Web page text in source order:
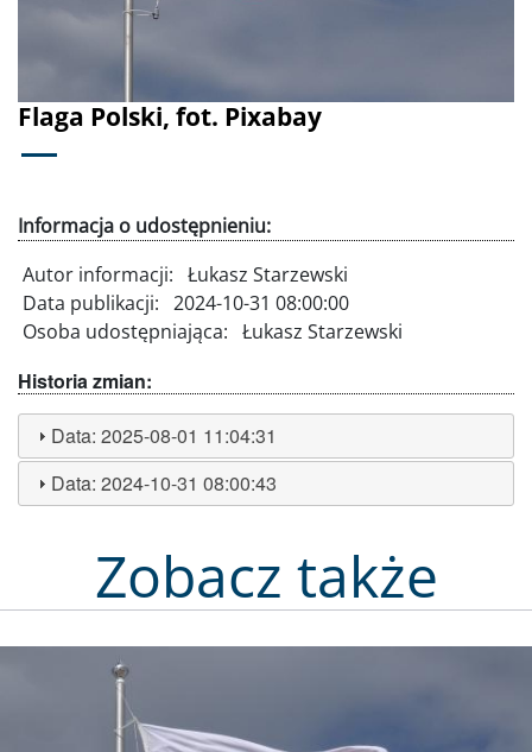
Flaga Polski, fot. Pixabay
Informacja o udostępnieniu:
Autor informacji: Łukasz Starzewski
Data publikacji: 2024-10-31 08:00:00
Osoba udostępniająca: Łukasz Starzewski
Historia zmian:
Data:2025-08-01 11:04:31
Data:2024-10-31 08:00:43
Zobacz także